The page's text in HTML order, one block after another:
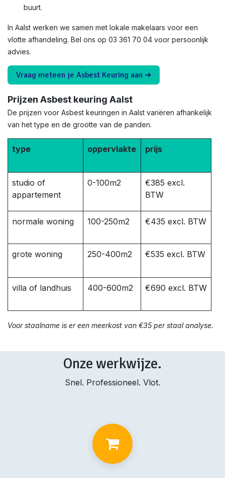
buurt.
In Aalst werken we samen met lokale makelaars voor een
vlotte afhandeling. Bel ons op 03 361 70 04 voor persoonlijk
advies.
Vraag meteen je Asbest Keuring aan ➜
Prijzen Asbest keuring Aalst
De prijzen voor Asbest keuringen in Aalst variëren afhankelijk
van het type en de grootte van de panden.
type oppervlakte prijs
studio of
appartement
0-100m2
€385 excl.
BTW
normale woning 100-250m2 €435 excl. BTW
grote woning 250-400m2 €535 excl. BTW
villa of landhuis 400-600m2 €690 excl. BTW
Voor staalname is er een meerkost van €35 per staal analyse.
Onze werkwijze.
Snel. Professioneel. Vlot.